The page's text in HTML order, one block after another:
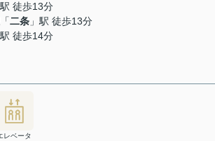
徒歩13分
「二条 」駅 徒歩13分
駅 徒歩14分
レベータ